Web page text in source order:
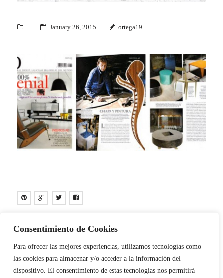
Consentimiento de Cookies
Para ofrecer las mejores experiencias, utilizamos tecnologías como
las cookies para almacenar y/o acceder a la información del
dispositivo. El consentimiento de estas tecnologías nos permitirá
January 26, 2015 ortega19
RECENT POSTS
Sorry, the comment form is closed at this time.